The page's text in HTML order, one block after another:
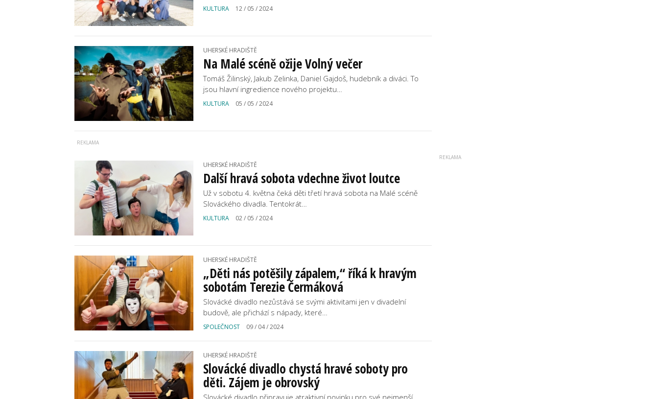
KULTURA 12 / 05 / 2024
UHERSKÉ HRADIŠTĚ
Na Malé scéně ožije Volný večer
Tomáš Žilinský, Jakub Zelinka, Daniel Gajdoš, hudebník a diváci. To
jsou hlavní ingredience nového projektu…
KULTURA 05 / 05 / 2024
UHERSKÉ HRADIŠTĚ
Další hravá sobota vdechne život loutce
Už v sobotu 4. května čeká děti třetí hravá sobota na Malé scéně
Slováckého divadla. Tentokrát…
KULTURA 02 / 05 / 2024
UHERSKÉ HRADIŠTĚ
„Děti nás potěšily zápalem,“ říká k hravým
sobotám Terezie Čermáková
Slovácké divadlo nezůstává se svými aktivitami jen v divadelní
budově, ale přichází s nápady, které…
SPOLEČNOST 09 / 04 / 2024
UHERSKÉ HRADIŠTĚ
Slovácké divadlo chystá hravé soboty pro
děti. Zájem je obrovský